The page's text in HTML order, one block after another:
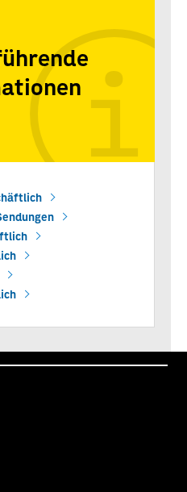
LinkedIn